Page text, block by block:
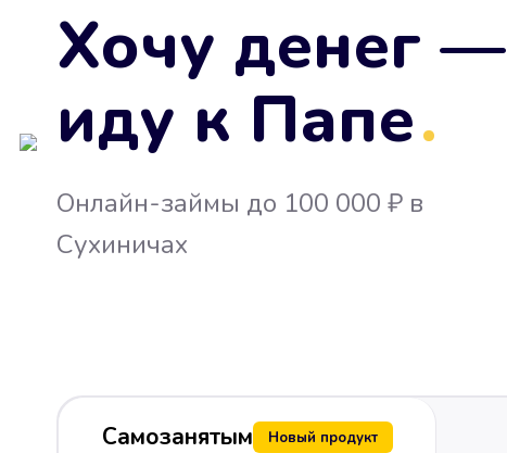
Хочу денег —
иду к Папе
.
Онлайн-займы до 100 000 ₽ в
Сухиничах
Самозанятым Новый продукт